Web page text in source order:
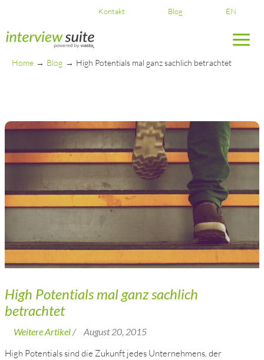
content
Kontakt Blog EN
Home Blog High Potentials mal ganz sachlich betrachtet
High Potentials mal ganz sachlich
betrachtet
Weitere Artikel/
August 20, 2015
High Potentials sind die Zukunft jedes Unternehmens, der